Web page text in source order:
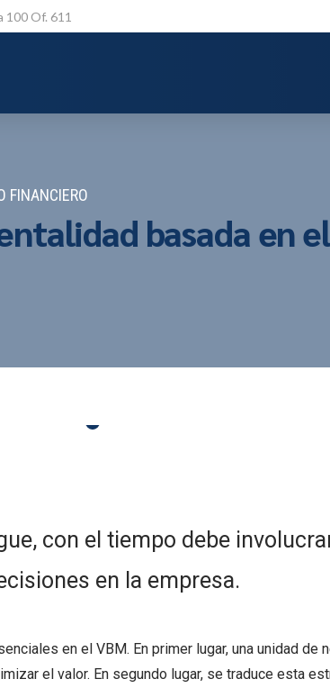
100 Of. 611
FINANCIERO
basada en
con el tiempo debe
en la empresa.
en el VBM. En primer lugar, una unidad de
el valor. En segundo lugar, se traduce esta